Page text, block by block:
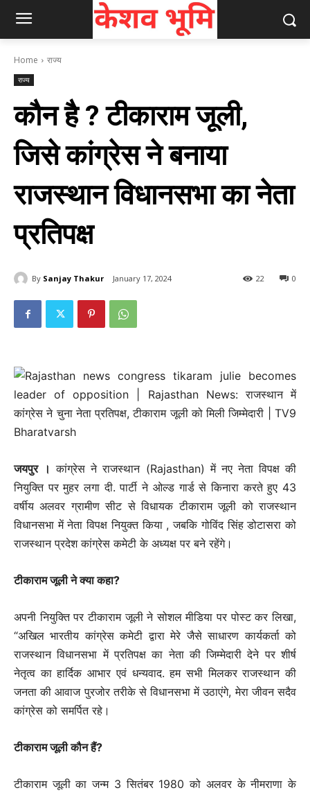
Home राज्य
राज्य
कौन है ? टीकाराम जूली,
जिसे कांग्रेस ने बनाया
राजस्‍थान विधानसभा का नेता
प्रतिपक्ष
By Sanjay Thakur January 17, 2024 0
22
जयपुर । कांग्रेस ने राजस्थान (Rajasthan) में नए नेता विपक्ष की
नियुक्ति पर मुहर लगा दी. पार्टी ने ओल्ड गार्ड से किनारा करते हुए 43
वर्षीय अलवर ग्रामीण सीट से विधायक टीकाराम जूली को राजस्थान
विधानसभा में नेता विपक्ष नियुक्त किया , जबकि गोविंद सिंह डोटासरा को
राजस्थान प्रदेश कांग्रेस कमेटी के अध्यक्ष पर बने रहेंगे।
टीकाराम जूली ने क्या कहा?
अपनी नियुक्ति पर टीकाराम जूली ने सोशल मीडिया पर पोस्ट कर लिखा,
“अखिल भारतीय कांग्रेस कमेटी द्वारा मेरे जैसे साधारण कार्यकर्ता को
राजस्थान विधानसभा में प्रतिपक्ष का नेता की जिम्मेदारी देने पर शीर्ष
नेतृत्व का हार्दिक आभार एवं धन्यवाद. हम सभी मिलकर राजस्थान की
जनता की आवाज पुरजोर तरीके से विधानसभा में उठाएंगे, मेरा जीवन सदैव
कांग्रेस को समर्पित रहे।
टीकाराम जूली कौन हैं?
टीकाराम जूली का जन्म 3 सितंबर 1980 को अलवर के नीमराणा के